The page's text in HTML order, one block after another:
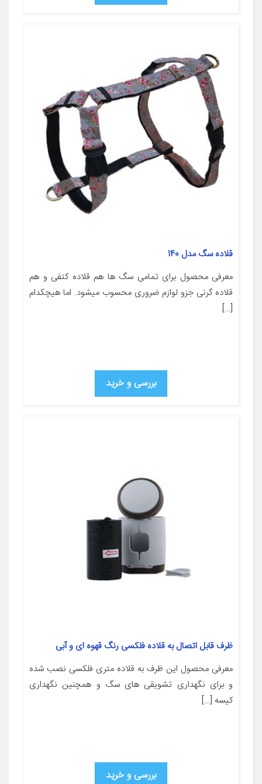
قلاده سگ مدل 140
معرفی محصول برای تمامی سگ ها هم قلاده کتفی و هم
قلاده گرنی جزو لوازم ضروری محسوب میشود. اما هیچکدام
[…]
بررسی و خرید
ظرف قابل اتصال به قلاده فلکسی رنگ قهوه ای و آبی
معرفی محصول این ظرف به قلاده متری فلکسی نصب شده
و برای نگهداری تشویقی های سگ و همچنین نگهداری
کیسه […]
بررسی و خرید